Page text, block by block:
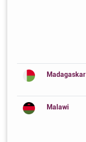
Madagaskar
Malawi